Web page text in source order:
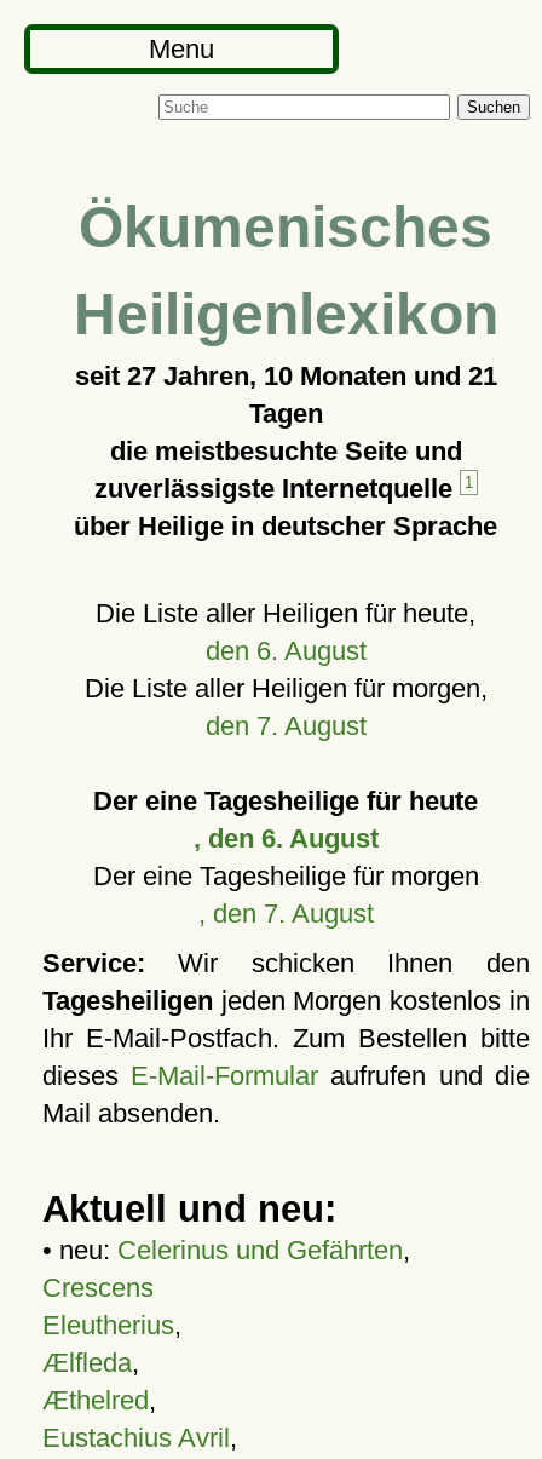
Menu
Suchen
Ökumenisches
Heiligenlexikon
seit 27 Jahren, 10 Monaten und 21
Tagen
die meistbesuchte Seite und
zuverlässigste Internetquelle
1
über Heilige in deutscher Sprache
Die Liste aller Heiligen für heute,
den 6. August
Die Liste aller Heiligen für morgen,
den 7. August
Der eine Tagesheilige für heute
, den 6. August
Der eine Tagesheilige für morgen
, den 7. August
Service: Wir schicken Ihnen den
Tagesheiligen jeden Morgen kostenlos in
Ihr E-Mail-Postfach. Zum Bestellen bitte
dieses E-Mail-Formular aufrufen und die
Mail absenden.
Aktuell und neu:
• neu: Celerinus und Gefährten,
Crescens
Eleutherius,
Ælfleda,
Æthelred,
Eustachius Avril,